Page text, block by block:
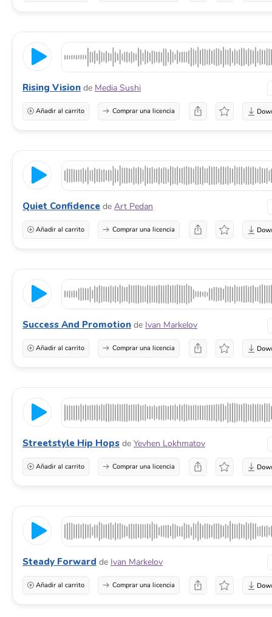
Rising Vision de Media Sushi
Añadir al carrito Comprar una licencia
Quiet Confidence de Art Pedan
Añadir al carrito Comprar una licencia
Success And Promotion de Ivan Markelov
Añadir al carrito Comprar una licencia
Streetstyle Hip Hops de Yevhen Lokhmatov
Añadir al carrito Comprar una licencia
Steady Forward de Ivan Markelov
Añadir al carrito Comprar una licencia